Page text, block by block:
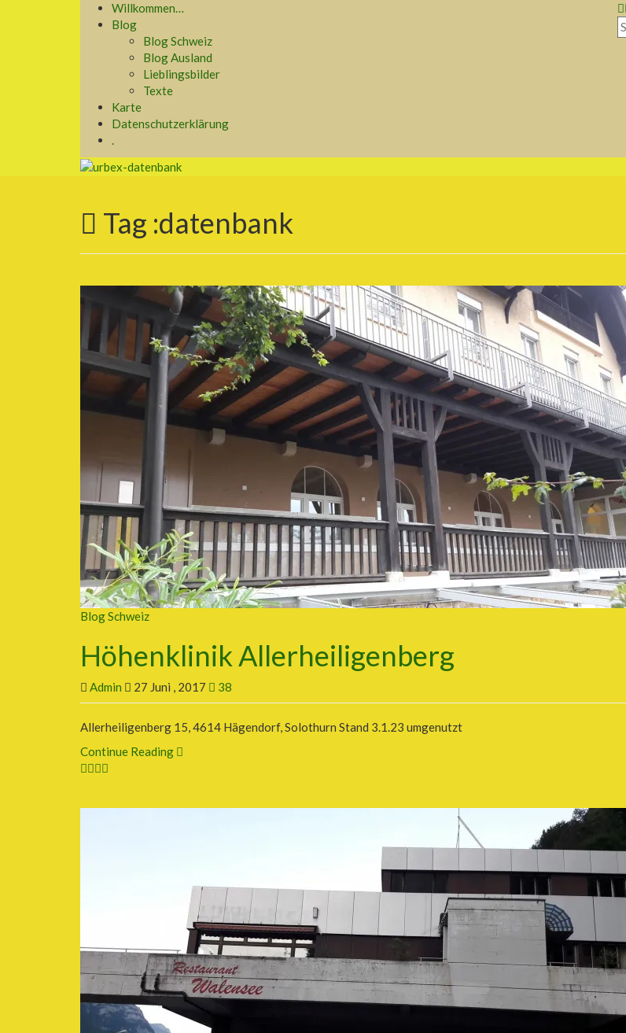
Willkommen…
Blog
Blog Schweiz
Blog Ausland
Lieblingsbilder
Texte
Karte
Datenschutzerklärung
.
Tag :datenbank
Blog Schweiz
Höhenklinik Allerheiligenberg
Admin 27 Juni , 2017 38
Allerheiligenberg 15, 4614 Hägendorf, Solothurn Stand 3.1.23 umgenutzt
Continue Reading